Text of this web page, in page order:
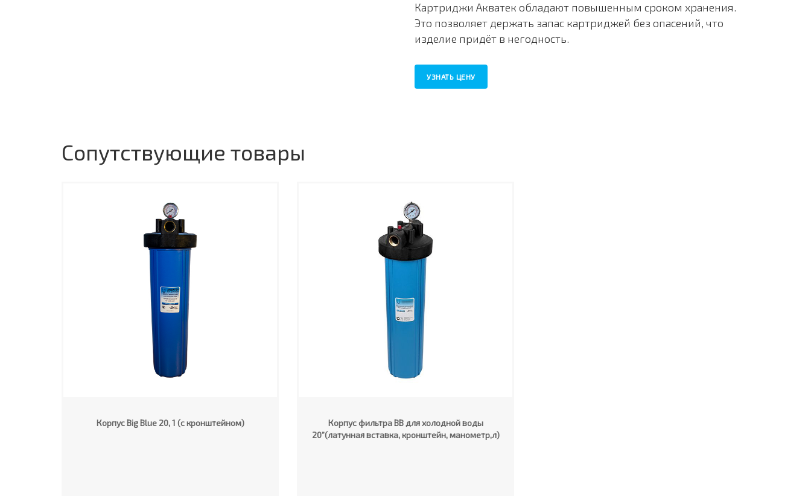
Картриджи Акватек обладают повышенным сроком хранения.
Это позволяет держать запас картриджей без опасений, что
изделие придёт в негодность.
УЗНАТЬ ЦЕНУ
Сопутствующие товары
Корпус Big Blue 20, 1 (с кронштейном)
Корпус фильтра ВВ для холодной воды
20”(латунная вставка, кронштейн, манометр,л)